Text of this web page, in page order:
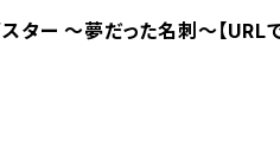
ター ～夢だった名刺～【URL